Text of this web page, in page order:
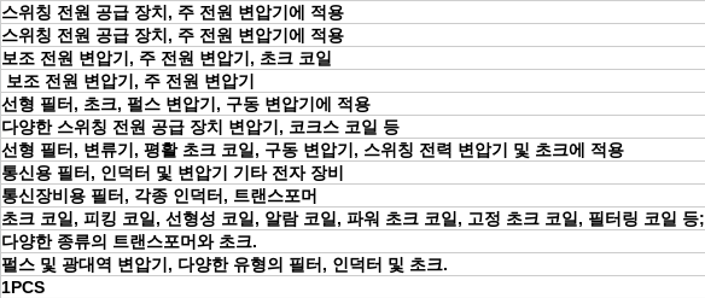
스위칭 전원 공급 장치, 주 전원 변압기에 적용
스위칭 전원 공급 장치, 주 전원 변압기에 적용
보조 전원 변압기, 주 전원 변압기, 초크 코일
보조 전원 변압기, 주 전원 변압기
선형 필터, 초크, 펄스 변압기, 구동 변압기에 적용
다양한 스위칭 전원 공급 장치 변압기, 코크스 코일 등
선형 필터, 변류기, 평활 초크 코일, 구동 변압기, 스위칭 전력 변압기 및 초크에 적용
통신용 필터, 인덕터 및 변압기 기타 전자 장비
통신장비용 필터, 각종 인덕터, 트랜스포머
초크 코일, 피킹 코일, 선형성 코일, 알람 코일, 파워 초크 코일, 고정 초크 코일, 필터링 코일 등;
다양한 종류의 트랜스포머와 초크.
펄스 및 광대역 변압기, 다양한 유형의 필터, 인덕터 및 초크.
1PCS